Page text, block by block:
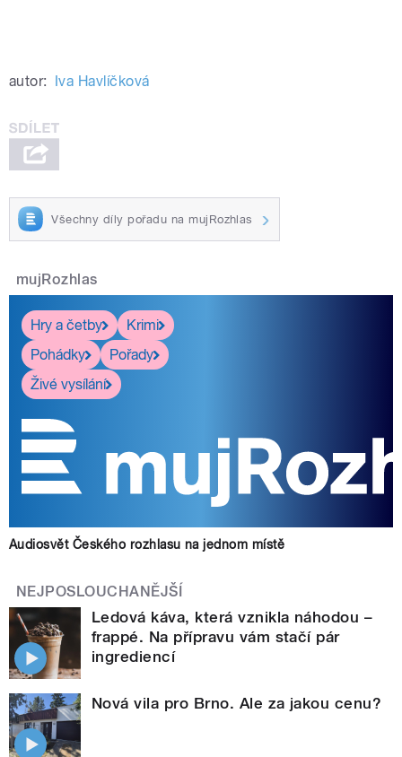
autor: Iva Havlíčková
Všechny díly pořadu na mujRozhlas
mujRozhlas
Hry a četby
Krimi
Pohádky
Pořady
Živé vysílání
Audiosvět Českého rozhlasu na jednom místě
NEJPOSLOUCHANĚJŠÍ
Ledová káva, která vznikla náhodou –
frappé. Na přípravu vám stačí pár
ingrediencí
Nová vila pro Brno. Ale za jakou cenu?